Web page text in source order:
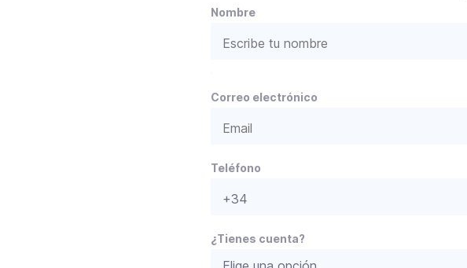
Nombre
o
v
d
Correo electrónico
Teléfono
¿Tienes cuenta?